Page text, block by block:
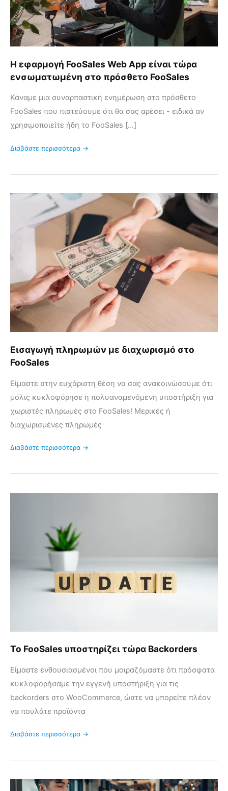
Η εφαρμογή FooSales Web App είναι τώρα
ενσωματωμένη στο πρόσθετο FooSales
Κάναμε μια συναρπαστική ενημέρωση στο πρόσθετο
FooSales που πιστεύουμε ότι θα σας αρέσει - ειδικά αν
χρησιμοποιείτε ήδη το FooSales [...]
στο
πρόσθετο
FooSales
Διαβάστε περισσότερα →
Εισαγωγή πληρωμών με διαχωρισμό στο
FooSales
Είμαστε στην ευχάριστη θέση να σας ανακοινώσουμε ότι
μόλις κυκλοφόρησε η πολυαναμενόμενη υποστήριξη για
χωριστές πληρωμές στο FooSales! Μερικές ή
διαχωρισμένες πληρωμές
Εισαγωγή
πληρωμών
FooSales
Διαβάστε περισσότερα →
Το FooSales υποστηρίζει τώρα Backorders
Είμαστε ενθουσιασμένοι που μοιραζόμαστε ότι πρόσφατα
κυκλοφορήσαμε την εγγενή υποστήριξη για τις
backorders στο WooCommerce, ώστε να μπορείτε πλέον
να πουλάτε προϊόντα
Διαβάστε περισσότερα →